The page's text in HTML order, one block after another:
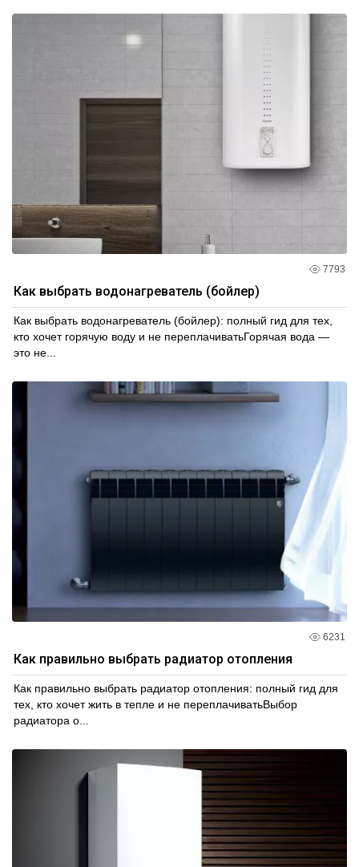
7793
Как выбрать водонагреватель (бойлер)
Как выбрать водонагреватель (бойлер): полный гид для тех,
кто хочет горячую воду и не переплачиватьГорячая вода —
это не...
6231
Как правильно выбрать радиатор отопления
Как правильно выбрать радиатор отопления: полный гид для
тех, кто хочет жить в тепле и не переплачиватьВыбор
радиатора о...